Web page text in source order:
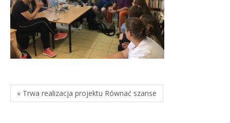
« Trwa realizacja projektu Równać szanse